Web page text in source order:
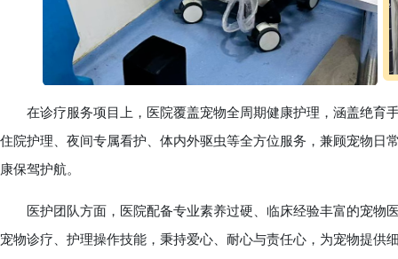
在诊疗服务项目上，医院覆盖宠物全周期健康护理，涵盖绝育
住院护理、夜间专属看护、体内外驱虫等全方位服务，兼顾宠物日
康保驾护航。
医护团队方面，医院配备专业素养过硬、临床经验丰富的宠物
宠物诊疗、护理操作技能，秉持爱心、耐心与责任心，为宠物提供